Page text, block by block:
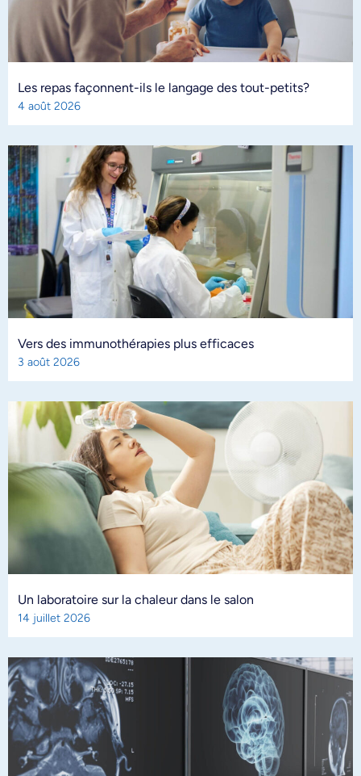
Les repas façonnent-ils le langage des tout-petits?
4 août 2026
Vers des immunothérapies plus efficaces
3 août 2026
Un laboratoire sur la chaleur dans le salon
14 juillet 2026